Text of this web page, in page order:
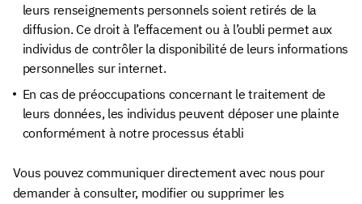
leurs renseignements personnels soient retirés de la
diffusion. Ce droit à l’effacement ou à l’oubli permet aux
individus de contrôler la disponibilité de leurs informations
personnelles sur internet.
En cas de préoccupations concernant le traitement de
leurs données, les individus peuvent déposer une plainte
conformément à notre processus établi
Vous pouvez communiquer directement avec nous pour
demander à consulter, modifier ou supprimer les